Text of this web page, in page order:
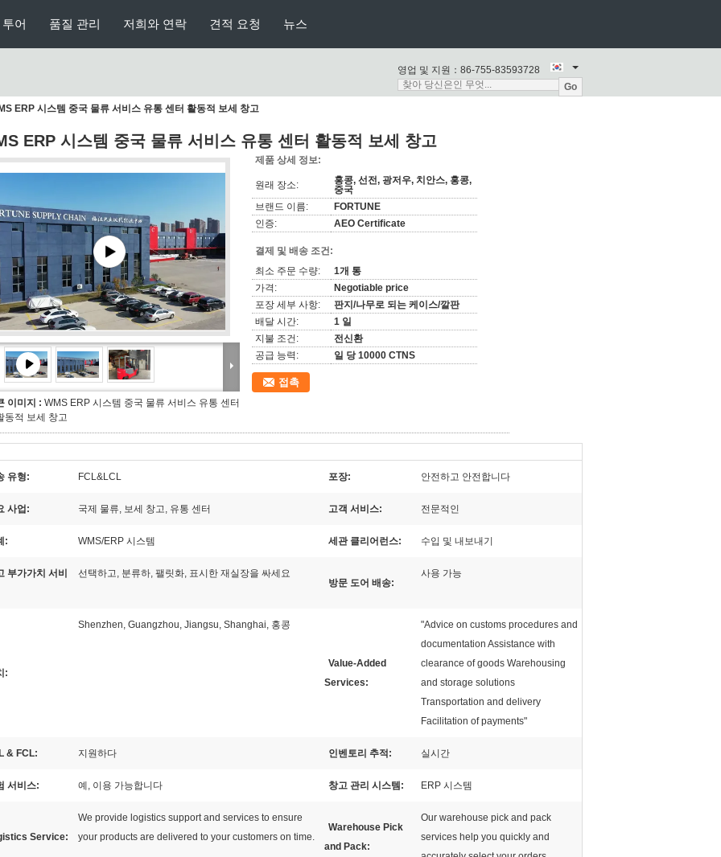
어 품질 관리 저희와 연락 견적 요청 뉴스
영업 및 지원： 86-755-83593728
Go
ERP 시스템 중국 물류 서비스 유통 센터 활동적 보세 창고
ERP 시스템 중국 물류 서비스 유통 센터 활동적 보세 창고
이미지 : WMS ERP 시스템 중국 물류 서비스 유통 센터
동적 보세 창고
제품 상세 정보:
원래 장소:
홍콩, 선전, 광저우, 치안스, 홍콩,
중국
브랜드 이름:
FORTUNE
인증:
AEO Certificate
결제 및 배송 조건:
최소 주문 수량:
1개 통
가격:
Negotiable price
포장 세부 사항:
판지/나무로 되는 케이스/깔판
배달 시간:
1 일
지불 조건:
전신환
공급 능력:
일 당 10000 CTNS
접촉
유형: FCL&LCL 포장: 안전하고 안전합니다
사업: 국제 물류, 보세 창고, 유통 센터 고객 서비스: 전문적인
: WMS/ERP 시스템 세관 클리어런스: 수입 및 내보내기
부가가치 서비
선택하고, 분류하, 팰릿화, 표시한 재실장을 싸세요
방문 도어 배송:
사용 가능
:
Shenzhen, Guangzhou, Jiangsu, Shanghai, 홍콩
Value-Added
Services:
"Advice on customs procedures and
documentation Assistance with
clearance of goods Warehousing
and storage solutions
Transportation and delivery
Facilitation of payments"
& FCL: 지원하다 인벤토리 추적: 실시간
서비스: 예, 이용 가능합니다 창고 관리 시스템: ERP 시스템
Service:
We provide logistics support and services to ensure
your products are delivered to your customers on time.
Warehouse Pick
and Pack:
Our warehouse pick and pack
services help you quickly and